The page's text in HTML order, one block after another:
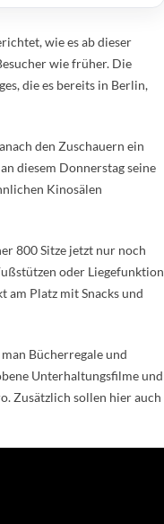
wie es ab dieser
wie früher. Die
die es bereits in Berlin,
den Zuschauern ein
diesem Donnerstag seine
Kinosälen
800 Sitze jetzt nur noch
oder Liegefunktion
am Platz mit Snacks und
Bücherregale und
Unterhaltungsfilme und
Zusätzlich sollen hier auch